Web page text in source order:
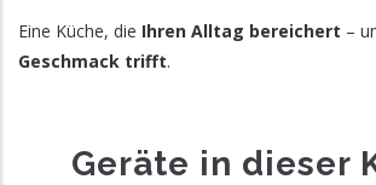
Eine Küche, die Ihren Alltag bereichert –
Geschmack trifft.
Geräte in dieser